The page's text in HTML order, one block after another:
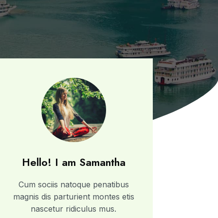
Hello! I am Samantha
Cum sociis natoque penatibus
magnis dis parturient montes etis
nascetur ridiculus mus.